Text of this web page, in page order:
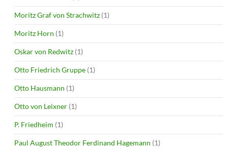
Moritz Graf von Strachwitz (1)
Moritz Horn (1)
Oskar von Redwitz (1)
Otto Friedrich Gruppe (1)
Otto Hausmann (1)
Otto von Leixner (1)
P. Friedheim (1)
Paul August Theodor Ferdinand Hagemann (1)